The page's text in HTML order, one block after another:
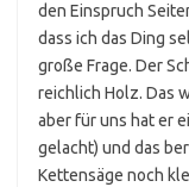
den Einspruch
dass ich das Ding
große Frage. Der
reichlich Holz. Das
aber für uns hat er
gelacht) und das
Kettensäge noch